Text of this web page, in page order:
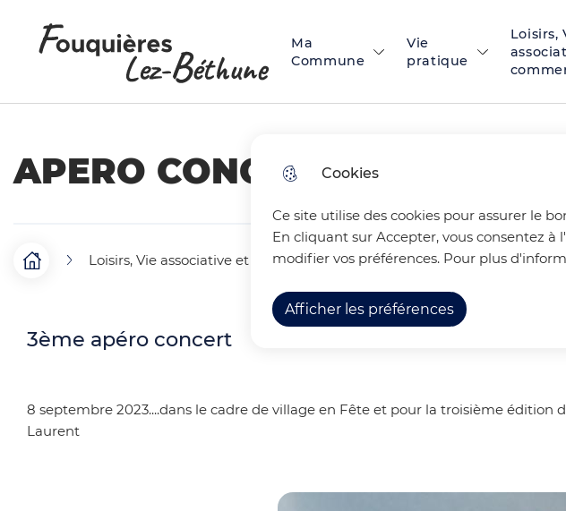
Cookies
Ce site utilise des cookies pour assurer le
En cliquant sur Accepter, vous consentez
modifier vos préférences. Pour plus
Afficher les préférences
Skip to menu Skip to search Aller au contenu principal
Skip to
Fouquières-lez-Béthune
a
a
t
i
o
n
i
c
Ma
Commune
Vie
pratique
Loisirs,
APERO CONCERT 2023 LES
F
A
Accueil Loisirs, Vie associative et Commerces Les Festivités en photos
3ème apéro concert
8 septembre 2023....dans le cadre de village en Fête et pour la troisième
Laurent